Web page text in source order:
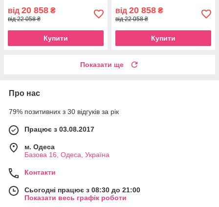
від 20 858 ₴
від 22 058 ₴
Купити
від 20 858 ₴
від 22 058 ₴
Купити
Показати ще
Про нас
79% позитивних з 30 відгуків за рік
Працює з 03.08.2017
м. Одеса
Базова 16, Одеса, Україна
Контакти
Сьогодні працює з 08:30 до 21:00
Показати весь графік роботи